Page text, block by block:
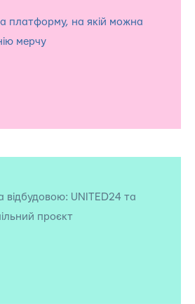
платформу, на якій можна
мерчу
UNITED24 та
проєкт